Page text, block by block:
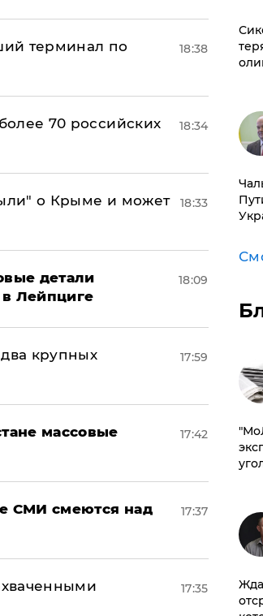
терминал по
18:38
70 российских
18:34
о Крыме и может
18:33
детали
в Лейпциге
18:09
крупных
17:59
массовые
17:42
СМИ смеются над
17:37
17:35